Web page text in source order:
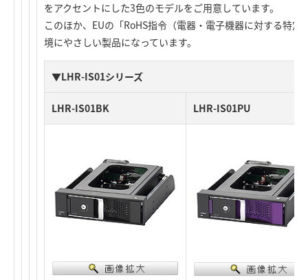
をアクセントにした3色のモデルをご用意しています。
このほか、EUの「RoHS指令（電器・電子機器に対する特
境にやさしい製品になっています。
▼LHR-IS01シリーズ
LHR-IS01BK LHR-IS01PU